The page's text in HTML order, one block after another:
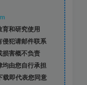
和研究使用
侵犯请邮件联系
损害概不负责
均由您自行承担
载即代表您同意